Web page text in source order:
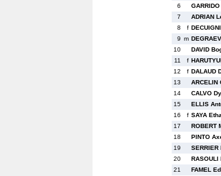
6
7
ADRIAN
8
f
9 m
10
DAVID
11
f
12
f DALAUD
13
ARCELIN
14
CALVO
15
ELLIS
16
f SAYA
17
ROBERT
18
PINTO
19
SERRIER
20
RASOULI
21
FAMEL